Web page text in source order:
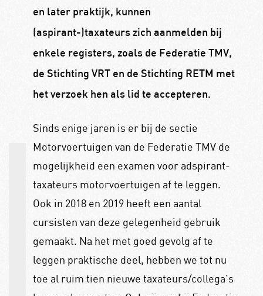
en later praktijk, kunnen
(aspirant-)taxateurs zich aanmelden bij
enkele registers, zoals de Federatie TMV,
de Stichting VRT en de Stichting RETM met
het verzoek hen als lid te accepteren.
Sinds enige jaren is er bij de sectie
Motorvoertuigen van de Federatie TMV de
mogelijkheid een examen voor adspirant-
taxateurs motorvoertuigen af te leggen.
Ook in 2018 en 2019 heeft een aantal
cursisten van deze gelegenheid gebruik
gemaakt. Na het met goed gevolg af te
leggen praktische deel, hebben we tot nu
toe al ruim tien nieuwe taxateurs/collega’s